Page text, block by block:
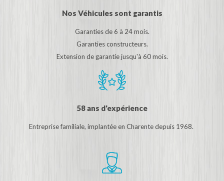
Nos Véhicules sont garantis
Garanties de 6 à 24 mois.
Garanties constructeurs.
Extension de garantie jusqu'à 60 mois.
58 ans d'expérience
Entreprise familiale, implantée en Charente depuis 1968.